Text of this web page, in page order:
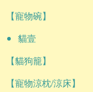
【寵物碗】
貓壹
【貓狗籠】
【寵物涼枕/涼床】